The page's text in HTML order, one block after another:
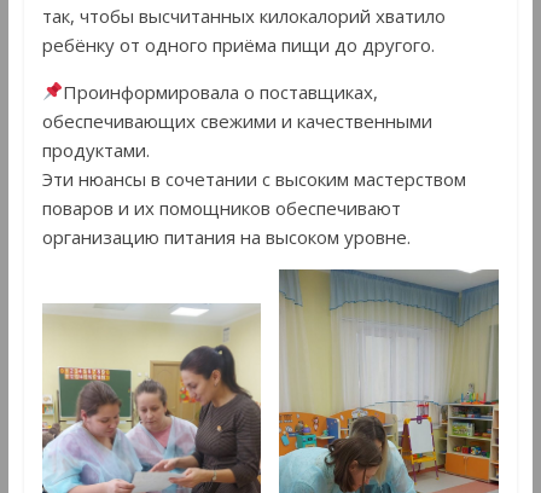
так, чтобы высчитанных килокалорий хватило
ребёнку от одного приёма пищи до другого.
Проинформировала о поставщиках,
обеспечивающих свежими и качественными
продуктами.
Эти нюансы в сочетании с высоким мастерством
поваров и их помощников обеспечивают
организацию питания на высоком уровне.